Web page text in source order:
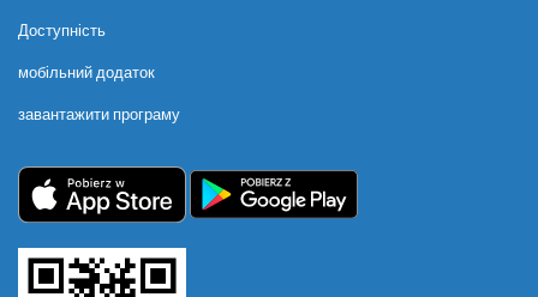
Доступність
мобільний додаток
завантажити програму